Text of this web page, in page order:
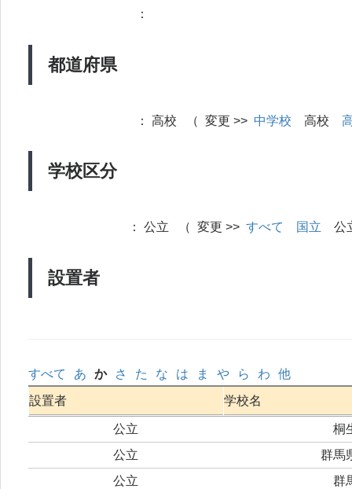
都道府県
：
学校区分
： 高校 （ 変更 >> 中学校 高校
設置者
： 公立 （ 変更 >> すべて 国立
すべて あ か さ た な は ま や ら わ
他
設置者
学校名
公立
桐
公立
群馬
公立
群